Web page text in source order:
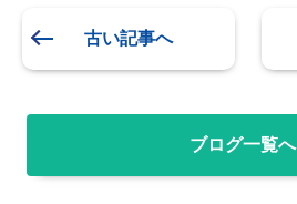
古い記事へ
ブログ一覧へ